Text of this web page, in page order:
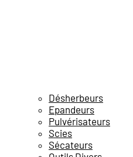
Désherbeurs
Epandeurs
Pulvérisateurs
Scies
Sécateurs